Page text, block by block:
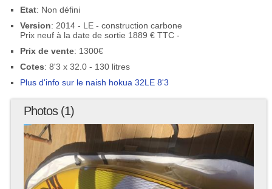
Etat: Non défini
Version: 2014 - LE - construction carbone
Prix neuf à la date de sortie 1889 € TTC -
Prix de vente: 1300€
Cotes: 8'3 x 32.0 - 130 litres
Plus d'info sur le naish hokua 32LE 8'3
Photos (1)